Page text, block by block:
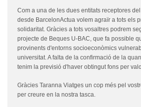
Com a una de les dues entitats receptores
desde BarcelonActua volem agraïr a tots els
solidaritat. Gràcies a tots vosaltres podrem
projecte de Beques U-BAC, que fa possible
provinents d'entorns socioeconòmics
universitat. A falta de la confirmació de la
tenim la previsió d'haver obtingut fons per
Gràcies Taranna Viatges un cop més pel
per creure en la nostra tasca.